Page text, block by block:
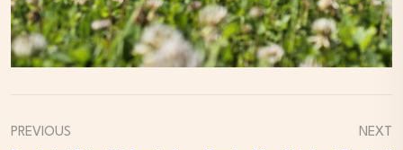
PREVIOUS
NEXT